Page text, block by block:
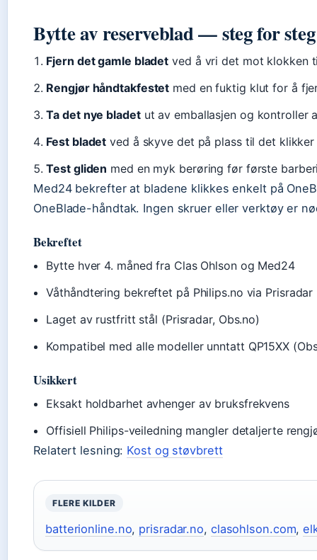
Bytte av reserveblad — steg for steg
Fjern det gamle bladet ved å vri det mot klokken
Rengjør håndtakfestet med en fuktig klut for å
Ta det nye bladetut av emballasjen og kontroller
Fest bladet ved å skyve det på plass til det
Test gliden med en myk berøring før første
Med24 bekrefter at bladene klikkes enkelt på
OneBlade-håndtak. Ingen skruer eller verktøy er
Bekreftet
Bytte hver 4. måned fra Clas Ohlson og Med24
Våthåndtering bekreftet på Philips.no via Prisradar
Laget av rustfritt stål (Prisradar, Obs.no)
Kompatibel med alle modeller unntatt QP15XX
Usikkert
Eksakt holdbarhet avhenger av bruksfrekvens
Offisiell Philips-veiledning mangler detaljerte
Relatert lesning: Kost og støvbrett
FLERE KILDER
batterionline.no, prisradar.no, clasohlson.com,